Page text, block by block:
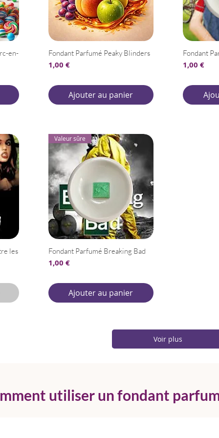
en-
Fondant Parfumé Peaky Blinders
Prix
1,00 €
Ajouter au panier
Fondant
Prix
1,00 €
les
Valeur sûre
Fondant Parfumé Breaking Bad
Prix
1,00 €
Ajouter au panier
Voir plus
utiliser un fondant